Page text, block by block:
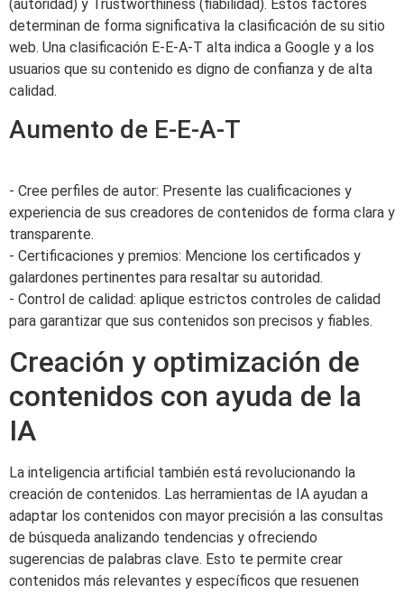
(autoridad) y Trustworthiness (fiabilidad). Estos factores
determinan de forma significativa la clasificación de su sitio
web. Una clasificación E-E-A-T alta indica a Google y a los
usuarios que su contenido es digno de confianza y de alta
calidad.
Aumento de E-E-A-T
- Cree perfiles de autor: Presente las cualificaciones y
experiencia de sus creadores de contenidos de forma clara y
transparente.
- Certificaciones y premios: Mencione los certificados y
galardones pertinentes para resaltar su autoridad.
- Control de calidad: aplique estrictos controles de calidad
para garantizar que sus contenidos son precisos y fiables.
Creación y optimización de
contenidos con ayuda de la
IA
La inteligencia artificial también está revolucionando la
creación de contenidos. Las herramientas de IA ayudan a
adaptar los contenidos con mayor precisión a las consultas
de búsqueda analizando tendencias y ofreciendo
sugerencias de palabras clave. Esto te permite crear
contenidos más relevantes y específicos que resuenen